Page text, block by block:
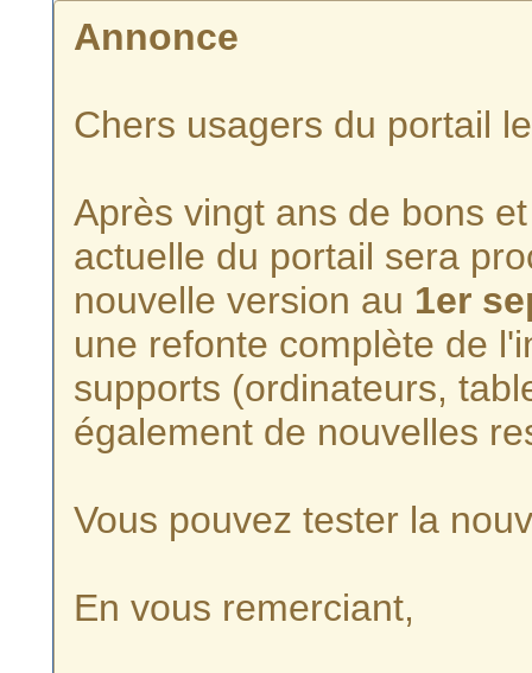
Annonce
Chers usagers du portail
Après vingt ans de bons
actuelle du portail sera
nouvelle version au 1er
une refonte complète de
supports (ordinateurs,
également de nouvelles
Vous pouvez tester la
En vous remerciant,